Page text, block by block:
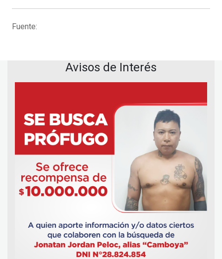
Fuente:
Avisos de Interés